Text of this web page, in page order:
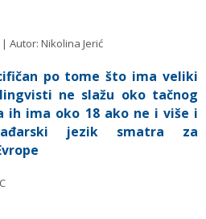
Autor: Nikolina Jerić
po tome što ima veliki
ne slažu oko tačnog
ih ima oko 18 ako ne i više i
jezik smatra za